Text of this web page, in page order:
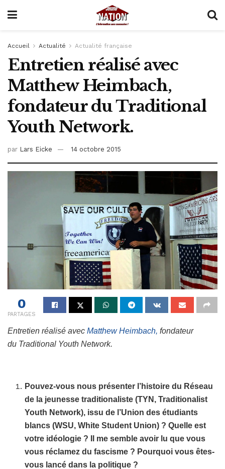
Accueil Actualité Actualité française
Entretien réalisé avec
Matthew Heimbach,
fondateur du Traditional
Youth Network.
par Lars Eicke 14 octobre 2015
0
PARTAGES
Entretien réalisé avec Matthew Heimbach, fondateur
du Traditional Youth Network.
Pouvez-vous nous présenter l’histoire du Réseau
de la jeunesse traditionaliste (TYN, Traditionalist
Youth Network), issu de l’Union des étudiants
blancs (WSU, White Student Union) ? Quelle est
votre idéologie ? Il me semble avoir lu que vous
vous réclamez du fascisme ? Pourquoi vous êtes-
vous lancé dans la politique ?